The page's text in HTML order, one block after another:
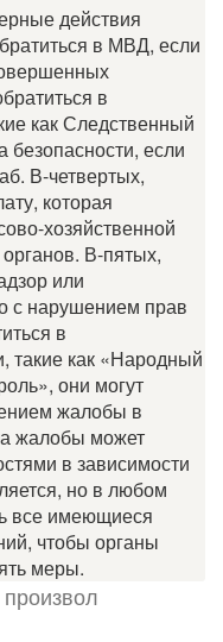
действия
в МВД, если
в
как Следственный
безопасности, если
В-четвертых,
которая
хозяйственной
В-пятых,
или
с нарушением прав
в
такие как «Народный
они могут
жалобы в
жалобы может
в зависимости
но в любом
все имеющиеся
чтобы органы
меры.